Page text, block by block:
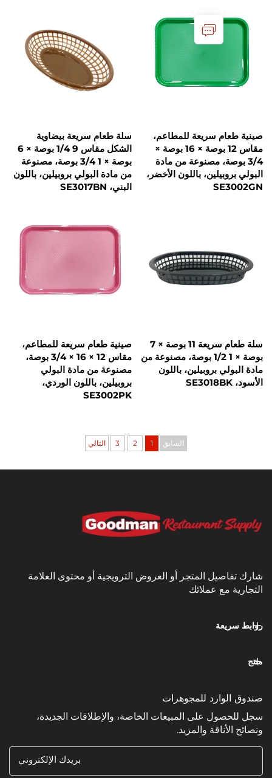
سريعة للمطاعم،
مقاس 12 بوصة × 16 بوصة ×
مصنوعة من مادة
باللون الأخضر،
سلة طعام سريعة بيضاوية
الشكل مقاس 9 1/4 بوصة × 6
بوصة × 1 3/4 بوصة، مصنوعة
من مادة البولي بروبيلين، باللون
سلة طعام سريعة 11 بوصة × 7
بوصة × 1 1/2 بوصة، مصنوعة من
بروبيلين، باللون
صينية طعام سريعة للمطاعم،
مقاس 12 × 16 × 3/4 بوصة،
مصنوعة من مادة البولي
بروبيلين، باللون الوردي،
SE3002PK
2 التالي
المتجر أو العروض الترويجية أو محتوى العلامة
عملائك
للمجوهرات
على المبيعات الخاصة، والإطلاقات الجديدة،
والمزيد.
بريدك الإلكتروني